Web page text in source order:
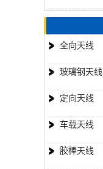
全向天线
玻璃钢天线
定向天线
车载天线
胶棒天线